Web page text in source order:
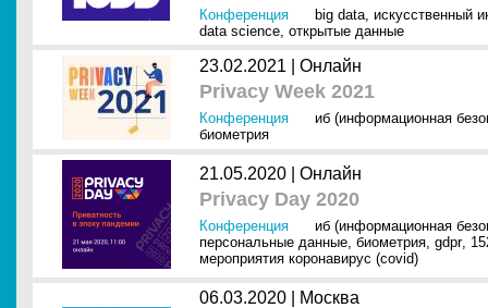
Конференция big data, искусственный
data science, открытые данные
23.02.2021 | Онлайн
Privacy Week 2021
Конференция
иб (информационная
биометрия
21.05.2020 | Онлайн
Privacy Day 2020
Конференция
иб (информационная
персональные данные, биометрия, gdpr,
мероприятия коронавирус (covid)
06.03.2020 | Москва